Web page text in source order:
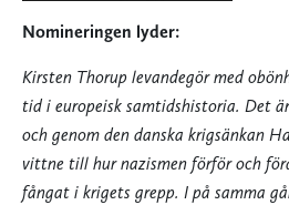
Nomineringen lyder:
Kirsten Thorup levandegör med
tid i europeisk samtidshistoria. Det
och genom den danska krigsänkan
vittne till hur nazismen förför och
fångat i krigets grepp. I på samma